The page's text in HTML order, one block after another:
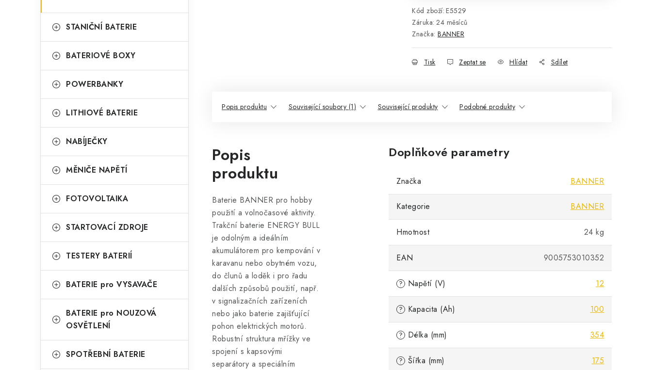
STANIČNÍ BATERIE
BATERIOVÉ BOXY
POWERBANKY
LITHIOVÉ BATERIE
NABÍJEČKY
MĚNIČE NAPĚTÍ
FOTOVOLTAIKA
STARTOVACÍ ZDROJE
TESTERY BATERIÍ
BATERIE pro VYSAVAČE
BATERIE pro NOUZOVÁ
OSVĚTLENÍ
SPOTŘEBNÍ BATERIE
Kód zboží: E5529
Záruka: 24 měsíců
Značka: BANNER
Tisk Zeptat se Hlídat Sdílet
Popis produktu Související soubory (1) Související produkty Podobné produkty
Popis
produktu
Baterie BANNER pro hobby
použití a volnočasové aktivity.
Trakční baterie ENERGY BULL
je odolným a ideálním
akumulátorem pro kempování v
karavanu nebo obytném vozu,
do člunů a loděk i pro řadu
dalších způsobů použití, např.
v signalizačních zařízeních
nebo jako baterie zajišťující
pohon elektrických motorů.
Robustní struktura mřížky ve
spojení s kapsovými
separátory a speciálním
Doplňkové parametry
Značka BANNER
Kategorie BANNER
Hmotnost 24 kg
EAN 9005753010352
? Napětí (V) 12
? Kapacita (Ah) 100
? Délka (mm) 354
? Šířka (mm) 175